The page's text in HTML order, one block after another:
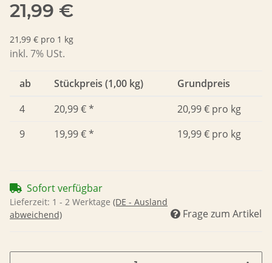
21,99 €
21,99 € pro 1 kg
inkl. 7% USt.
ab Stückpreis (1,00 kg)
Grundpreis
4
20,99 €*
20,99 € pro kg
9
19,99 €* 19,99 € pro kg
Sofort verfügbar
Lieferzeit: 1 - 2 Werktage (DE - Ausland
abweichend)
Frage zum Artikel